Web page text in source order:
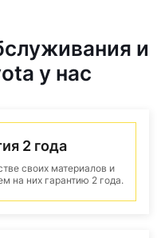
и
у нас
2 года
своих материалов и
на них гарантию 2 года.